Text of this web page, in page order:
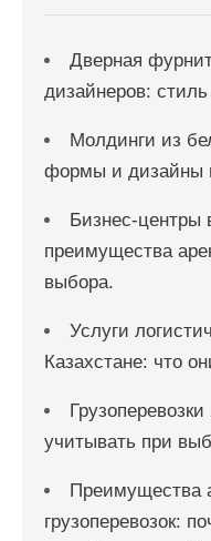
Дверная
дизайнеров: стиль
Молдинги из
формы и дизайны
Бизнес-центры
преимущества
выбора.
Услуги
Казахстане: что
учитывать при
Преимущества
грузоперевозок: